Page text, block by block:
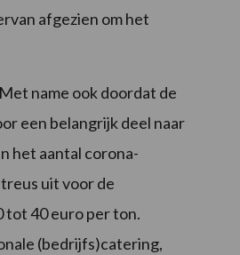
afgezien om het
name ook doordat de
een belangrijk deel naar
het aantal corona-
uit voor de
tot 40 euro per ton.
(bedrijfs)catering,